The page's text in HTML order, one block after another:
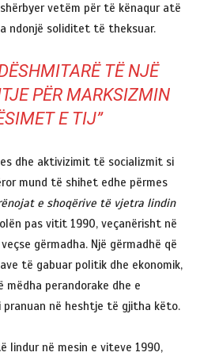
vetëm për të kënaqur atë
ndonjë soliditet të theksuar.
TË NJË
PËR MARKSIZMIN
E TIJ”
dhe aktivizimit të socializmit si
mund të shihet edhe përmes
e shoqërive të vjetra lindin
pas vitit 1990, veçanërisht në
gërmadha. Një gërmadhë që
të gabuar politik dhe ekonomik,
perandorake dhe e
pranuan në heshtje të gjitha këto.
lindur në mesin e viteve 1990,